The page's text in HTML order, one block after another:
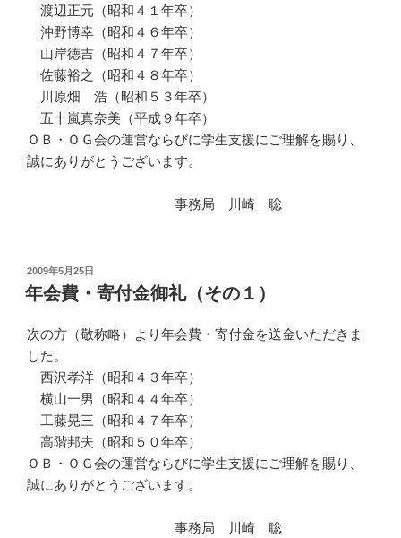
渡辺正元（昭和４１年卒）
沖野博幸（昭和４６年卒）
山岸徳吉（昭和４７年卒）
佐藤裕之（昭和４８年卒）
川原畑 浩（昭和５３年卒）
五十嵐真奈美（平成９年卒）
ＯＢ・ＯＧ会の運営ならびに学生支援にご理解を賜り、
誠にありがとうございます。
事務局 川崎 聡
投
稿
日:
2009年5月25日
年会費・寄付金御礼（その１）
次の方（敬称略）より年会費・寄付金を送金いただきま
した。
西沢孝洋（昭和４３年卒）
横山一男（昭和４４年卒）
工藤晃三（昭和４７年卒）
高階邦夫（昭和５０年卒）
ＯＢ・ＯＧ会の運営ならびに学生支援にご理解を賜り、
誠にありがとうございます。
事務局 川崎 聡